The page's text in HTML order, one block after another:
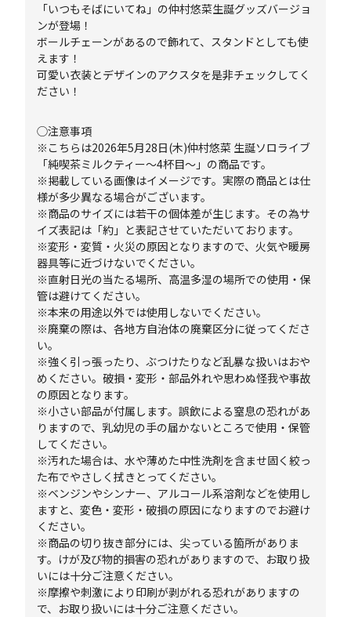
「いつもそばにいてね」の仲村悠菜生誕グッズバージョ
ンが登場！
ボールチェーンがあるので飾れて、スタンドとしても使
えます！
可愛い衣装とデザインのアクスタを是非チェックしてく
ださい！
◯注意事項
※こちらは2026年5月28日(木)仲村悠菜 生誕ソロライブ
「純喫茶ミルクティー～4杯目～」の商品です。
※掲載している画像はイメージです。実際の商品とは仕
様が多少異なる場合がございます。
※商品のサイズには若干の個体差が生じます。その為サ
イズ表記は「約」と表記させていただいております。
※変形・変質・火災の原因となりますので、火気や暖房
器具等に近づけないでください。
※直射日光の当たる場所、高温多湿の場所での使用・保
管は避けてください。
※本来の用途以外では使用しないでください。
※廃棄の際は、各地方自治体の廃棄区分に従ってくださ
い。
※強く引っ張ったり、ぶつけたりなど乱暴な扱いはおや
めください。破損・変形・部品外れや思わぬ怪我や事故
の原因となります。
※小さい部品が付属します。誤飲による窒息の恐れがあ
りますので、乳幼児の手の届かないところで使用・保管
してください。
※汚れた場合は、水や薄めた中性洗剤を含ませ固く絞っ
た布でやさしく拭きとってください。
※ベンジンやシンナー、アルコール系溶剤などを使用し
ますと、変色・変形・破損の原因になりますのでお避け
ください。
※商品の切り抜き部分には、尖っている箇所がありま
す。けが及び物的損害の恐れがありますので、お取り扱
いには十分ご注意ください。
※摩擦や刺激により印刷が剥がれる恐れがありますの
で、お取り扱いには十分ご注意ください。